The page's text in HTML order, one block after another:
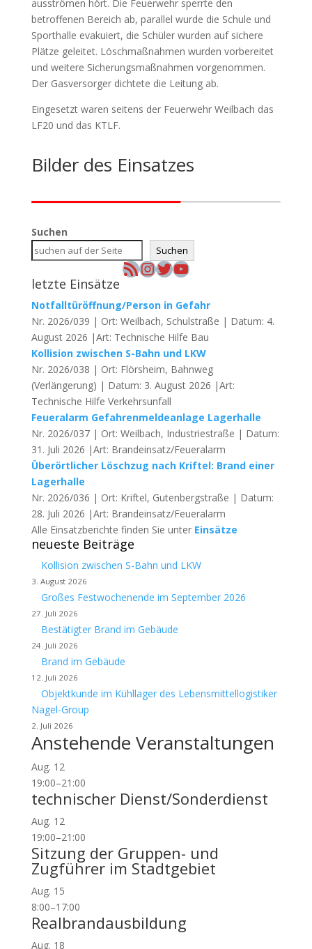
ausströmen hört. Die Feuerwehr sperrte den
betroffenen Bereich ab, parallel wurde die Schule und
Sporthalle evakuiert, die Schüler wurden auf sichere
Plätze geleitet. Löschmaßnahmen wurden vorbereitet
und weitere Sicherungsmaßnahmen vorgenommen.
Der Gasversorger dichtete die Leitung ab.
Eingesetzt waren seitens der Feuerwehr Weilbach das
LF20 und das KTLF.
Bilder des Einsatzes
Suchen
Suchen
RSS-FeedInstagram
Twitter
YouTube
letzte Einsätze
Notfalltüröffnung/Person in Gefahr
Nr. 2026/039 | Ort: Weilbach, Schulstraße | Datum: 4.
August 2026 |Art: Technische Hilfe Bau
Kollision zwischen S-Bahn und LKW
Nr. 2026/038 | Ort: Flörsheim, Bahnweg
(Verlängerung) | Datum: 3. August 2026 |Art:
Technische Hilfe Verkehrsunfall
Feueralarm Gefahrenmeldeanlage Lagerhalle
Nr. 2026/037 | Ort: Weilbach, Industriestraße | Datum:
31. Juli 2026 |Art: Brandeinsatz/Feueralarm
Überörtlicher Löschzug nach Kriftel: Brand einer
Lagerhalle
Nr. 2026/036 | Ort: Kriftel, Gutenbergstraße | Datum:
28. Juli 2026 |Art: Brandeinsatz/Feueralarm
Alle Einsatzberichte finden Sie unter Einsätze
neueste Beiträge
Kollision zwischen S-Bahn und LKW
3. August 2026
Großes Festwochenende im September 2026
27. Juli 2026
Bestätigter Brand im Gebäude
24. Juli 2026
Brand im Gebäude
12. Juli 2026
Objektkunde im Kühllager des Lebensmittellogistiker
Nagel-Group
2. Juli 2026
Anstehende Veranstaltungen
Aug. 12
19:00–21:00
technischer Dienst/Sonderdienst
Aug. 12
19:00–21:00
Sitzung der Gruppen- und
Zugführer im Stadtgebiet
Aug. 15
8:00–17:00
Realbrandausbildung
Aug. 18